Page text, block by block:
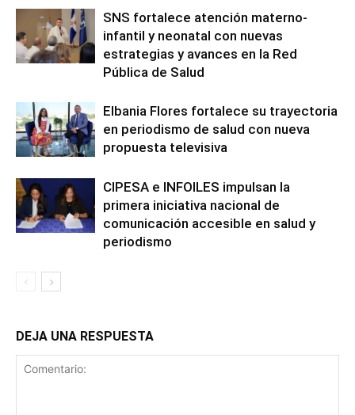
SNS fortalece atención materno-
infantil y neonatal con nuevas
estrategias y avances en la Red
Pública de Salud
Elbania Flores fortalece su trayectoria
en periodismo de salud con nueva
propuesta televisiva
CIPESA e INFOILES impulsan la
primera iniciativa nacional de
comunicación accesible en salud y
periodismo
DEJA UNA RESPUESTA